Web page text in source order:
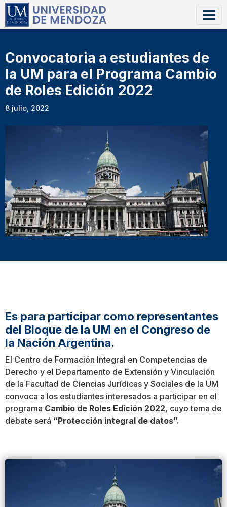
Convocatoria a estudiantes de
la UM para el Programa Cambio
de Roles Edición 2022
8 julio, 2022
Es para participar como representantes
del Bloque de la UM en el Congreso de
la Nación Argentina.
El Centro de Formación Integral en Competencias de
Derecho y el Departamento de Extensión y Vinculación
de la Facultad de Ciencias Jurídicas y Sociales de la UM
convoca a los estudiantes interesados a participar en el
programa Cambio de Roles Edición 2022, cuyo tema de
debate será “Protección integral de datos”.